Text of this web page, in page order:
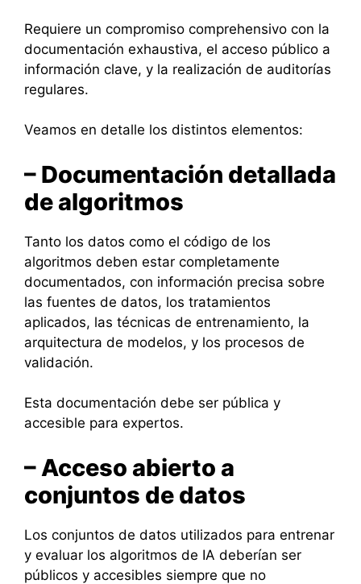
Requiere un compromiso comprehensivo con la
documentación exhaustiva, el acceso público a
información clave, y la realización de auditorías
regulares.
Veamos en detalle los distintos elementos:
– Documentación detallada
de algoritmos
Tanto los datos como el código de los
algoritmos deben estar completamente
documentados, con información precisa sobre
las fuentes de datos, los tratamientos
aplicados, las técnicas de entrenamiento, la
arquitectura de modelos, y los procesos de
validación.
Esta documentación debe ser pública y
accesible para expertos.
– Acceso abierto a
conjuntos de datos
Los conjuntos de datos utilizados para entrenar
y evaluar los algoritmos de IA deberían ser
públicos y accesibles siempre que no